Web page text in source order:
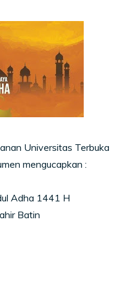
Universitas Terbuka
mengucapkan :
Adha 1441 H
Batin